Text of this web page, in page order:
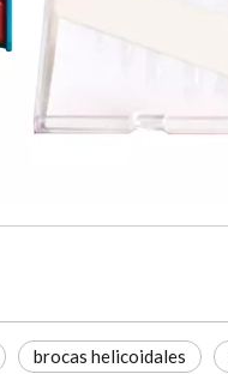
brocas helicoidales